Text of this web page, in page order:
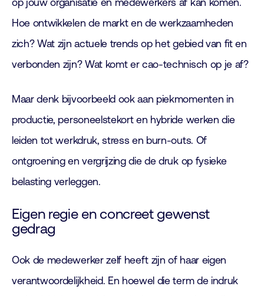
op jouw organisatie en medewerkers af kan komen.
Hoe ontwikkelen de markt en de werkzaamheden
zich? Wat zijn actuele trends op het gebied van fit en
verbonden zijn? Wat komt er cao-technisch op je af?
Maar denk bijvoorbeeld ook aan piekmomenten in
productie, personeelstekort en hybride werken die
leiden tot werkdruk, stress en burn-outs. Of
ontgroening en vergrijzing die de druk op fysieke
belasting verleggen.
Eigen regie en concreet gewenst
gedrag
Ook de medewerker zelf heeft zijn of haar eigen
verantwoordelijkheid. En hoewel die term de indruk